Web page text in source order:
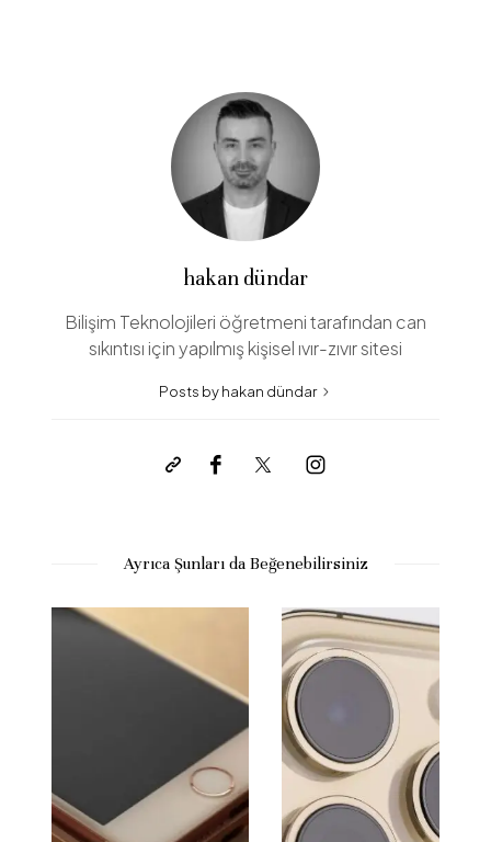
hakan dündar
Bilişim Teknolojileri öğretmeni tarafından can
sıkıntısı için yapılmış kişisel ıvır-zıvır sitesi
Posts by hakan dündar
Ayrıca Şunları da Beğenebilirsiniz